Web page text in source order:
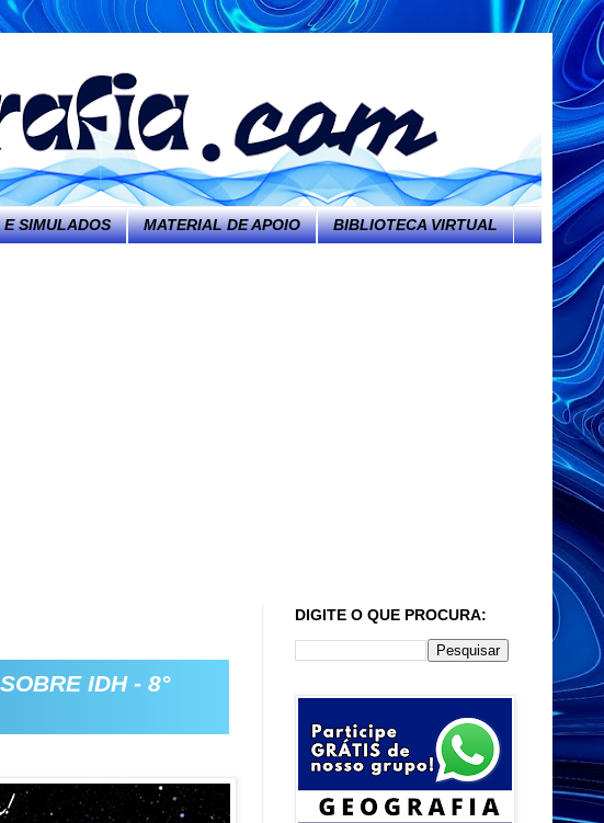
E SIMULADOS MATERIAL DE APOIO BIBLIOTECA VIRTUAL
IDH - 8°
DIGITE O QUE PROCURA: